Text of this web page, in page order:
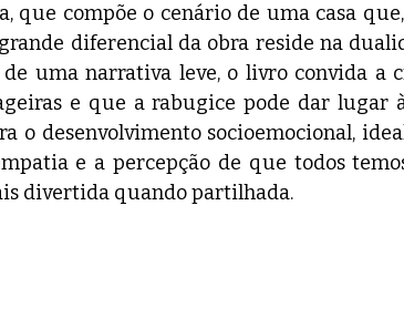
que compõe o cenário de uma casa
diferencial da obra reside na
uma narrativa leve, o livro convida a
e que a rabugice pode dar lugar
o desenvolvimento socioemocional,
e a percepção de que todos
divertida quando partilhada.